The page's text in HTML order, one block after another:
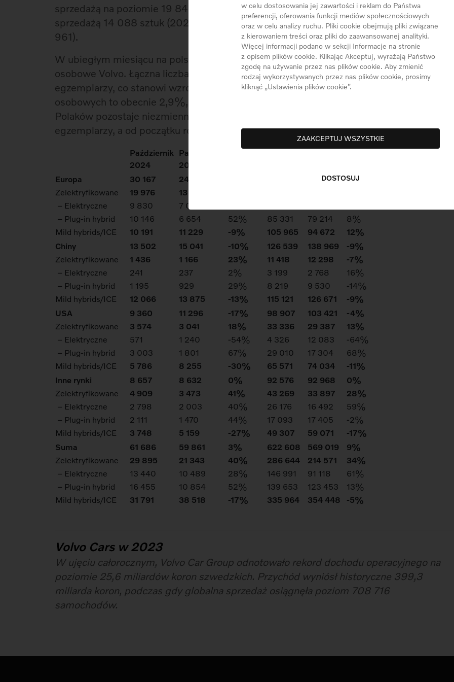
w celu dostosowania jej zawartości i reklam do Państwa
preferencji, oferowania funkcji mediów społecznościowych
oraz w celu analizy ruchu. Pliki cookie obejmują pliki związane
z kierowaniem treści oraz pliki do zaawansowanej analityki.
Więcej informacji podano w sekcji Informacje na stronie
z opisem plików cookie. Klikając Akceptuj, wyrażają Państwo
zgodę na używanie przez nas plików cookie. Aby zmienić
rodzaj wykorzystywanych przez nas plików cookie, prosimy
kliknąć „Ustawienia plików cookie”.
ZAAKCEPTUJ WSZYSTKIE
DOSTOSUJ
sprzedażą na poziomie 19 846 sztuk (2023: 20 212), następnie XC40/EX40 z łączną
sprzedażą 14 088 sztuk (2023: 17 022) oraz XC90 z wynikiem 8 517 sztuk (2023: 7
961).
W ubiegłym miesiącu na polskie ulice wyjechały kolejne 1 092 nowe samochody
osobowe Volvo. Łączna liczba rejestracji od początku tego roku wynosi już 12 910
egzemplarzy, co stanowi wzrost o 21,5% rok do roku. Udział Volvo w całym rynku aut
osobowych to obecnie 2,9%, a modelem cieszącym się największym
Polaków pozostaje niezmiennie Volvo XC60, którego w październiku dostarczono 618
egzemplarzy, a od początku roku już 5 108 szt.
Październik
2024
Październik
2023
Europa 30 167 24 892 233 661
30%
Zelektryfikowane
19 976 13 663
– Elektryczne
9 830 7 009
– Plug-in hybrid
10 146 6 654 52% 85 331 79 214
8%
Mild hybrids/ICE
10 191 11 229 -9% 105 965 94 672
12%
Chiny
13 502 15 041 -10% 126 539 138 969
-9%
Zelektryfikowane
1 436 1 166 23% 11 418 12 298
-7%
– Elektryczne
241 237 2% 3 199 2 768
16%
– Plug-in hybrid
1 195 929 29% 8 219 9 530
-14%
Mild hybrids/ICE
12 066 13 875 -13% 115 121 126 671
-9%
USA
9 360 11 296 -17% 98 907 103 421
-4%
Zelektryfikowane
3 574 3 041 18% 33 336 29 387
13%
– Elektryczne
571 1 240 -54% 4 326 12 083
-64%
– Plug-in hybrid
3 003 1 801 67% 29 010 17 304
68%
Mild hybrids/ICE
5 786 8 255 -30% 65 571 74 034
-11%
Inne rynki
8 657 8 632 0% 92 576 92 968
0%
Zelektryfikowane
4 909 3 473 41% 43 269 33 897
28%
– Elektryczne
2 798 2 003 40% 26 176 16 492
59%
– Plug-in hybrid
2 111 1 470 44% 17 093 17 405
-2%
Mild hybrids/ICE
3 748 5 159 -27% 49 307 59 071
-17%
Suma
61 686 59 861 3% 622 608 569 019
9%
Zelektryfikowane
29 895 21 343 40% 286 644 214 571
34%
– Elektryczne
13 440 10 489 28% 146 991 91 118
61%
– Plug-in hybrid
16 455 10 854 52% 139 653 123 453
13%
Mild hybrids/ICE
31 791 38 518 -17% 335 964 354 448 -5%
Volvo Cars w 2023
W ujęciu całorocznym, Volvo Car Group odnotowało rekord dochodu operacyjnego na
poziomie 25,6 miliardów koron szwedzkich. Przychód wyniósł historyczne 399,3
miliarda koron, podczas gdy globalna sprzedaż osiągnęła poziom 708 716
samochodów.